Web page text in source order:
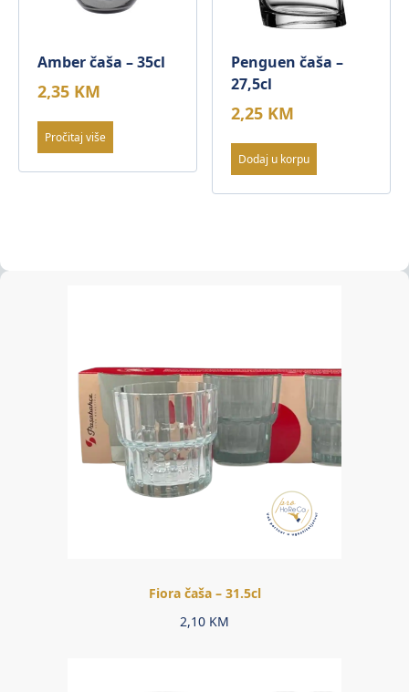
Amber čaša – 35cl
2,35 KM
Pročitaj više
Penguen čaša –
27,5cl
2,25 KM
Dodaj u korpu
Fiora čaša – 31.5cl
2,10 KM